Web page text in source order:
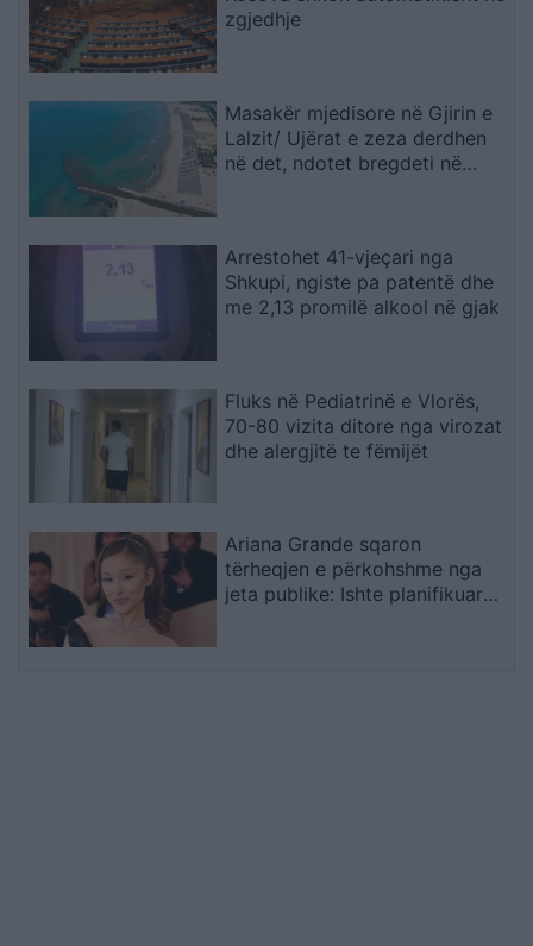
zgjedhje
Masakër mjedisore në Gjirin e
Lalzit/ Ujërat e zeza derdhen
në det, ndotet bregdeti në
Arrestohet 41-vjeçari nga
Shkupi, ngiste pa patentë dhe
me 2,13 promilë alkool në gjak
Fluks në Pediatrinë e Vlorës,
70-80 vizita ditore nga virozat
dhe alergjitë te fëmijët
Ariana Grande sqaron
tërheqjen e përkohshme nga
jeta publike: Ishte planifikuar